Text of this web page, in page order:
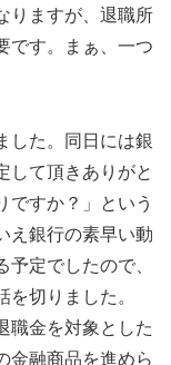
りますが、退職所
です。まぁ、一つ
した。同日には銀
して頂きありがと
ですか？」という
え銀行の素早い動
定でしたので、
切りました。
職金を対象とした
金融商品を進めら